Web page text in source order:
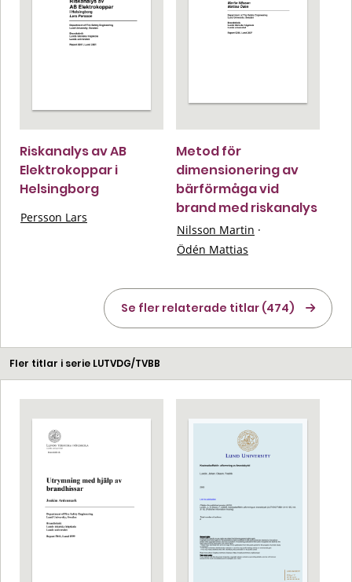
Riskanalys av AB
Elektrokoppar i
Helsingborg
Persson Lars
Metod för
dimensionering av
bärförmåga vid
brand med riskanalys
Nilsson Martin ·
Ödén Mattias
Se fler relaterade titlar (474)
Fler titlar i serie LUTVDG/TVBB